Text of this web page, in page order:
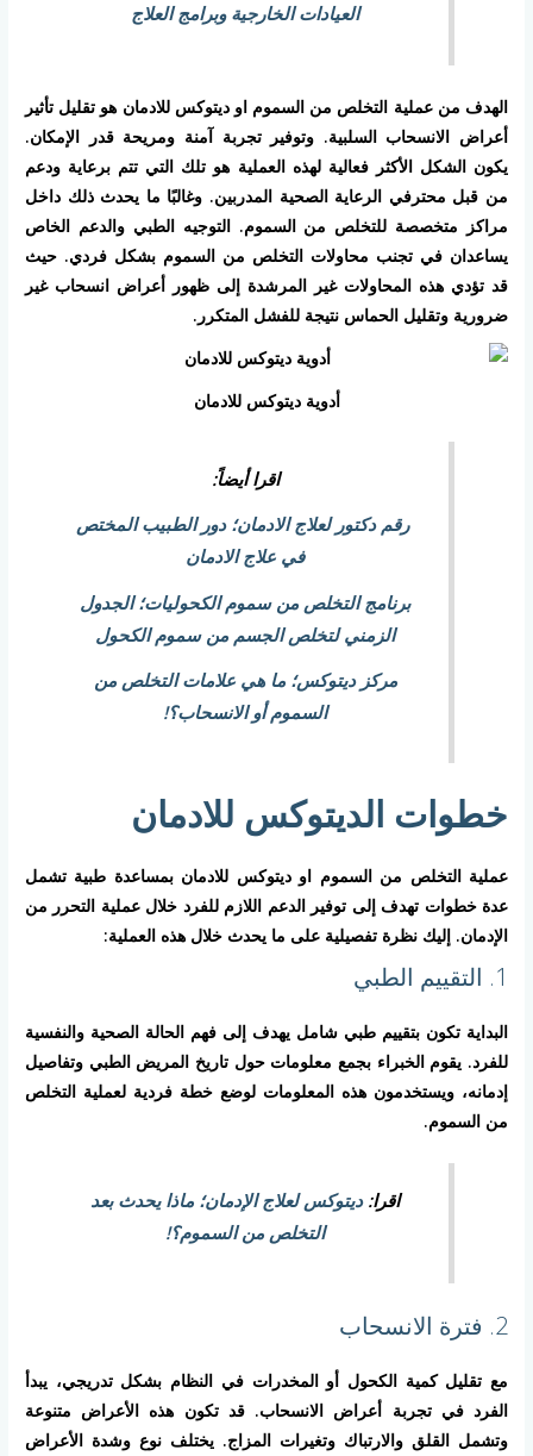
العيادات الخارجية وبرامج العلاج
الهدف من عملية التخلص من السموم او ديتوكس للادمان هو تقليل تأثير
أعراض الانسحاب السلبية. وتوفير تجربة آمنة ومريحة قدر الإمكان.
يكون الشكل الأكثر فعالية لهذه العملية هو تلك التي تتم برعاية ودعم
من قبل محترفي الرعاية الصحية المدربين. وغالبًا ما يحدث ذلك داخل
مراكز متخصصة للتخلص من السموم. التوجيه الطبي والدعم الخاص
يساعدان في تجنب محاولات التخلص من السموم بشكل فردي. حيث
قد تؤدي هذه المحاولات غير المرشدة إلى ظهور أعراض انسحاب غير
ضرورية وتقليل الحماس نتيجة للفشل المتكرر.
أدوية ديتوكس للادمان
اقرا أيضاً:
رقم دكتور لعلاج الادمان؛ دور الطبيب المختص
في علاج الادمان
برنامج التخلص من سموم الكحوليات؛ الجدول
الزمني لتخلص الجسم من سموم الكحول
مركز ديتوكس؛ ما هي علامات التخلص من
السموم أو الانسحاب؟!
خطوات الديتوكس للادمان
عملية التخلص من السموم او ديتوكس للادمان بمساعدة طبية تشمل
عدة خطوات تهدف إلى توفير الدعم اللازم للفرد خلال عملية التحرر من
الإدمان. إليك نظرة تفصيلية على ما يحدث خلال هذه العملية:
1. التقييم الطبي
البداية تكون بتقييم طبي شامل يهدف إلى فهم الحالة الصحية والنفسية
للفرد. يقوم الخبراء بجمع معلومات حول تاريخ المريض الطبي وتفاصيل
إدمانه، ويستخدمون هذه المعلومات لوضع خطة فردية لعملية التخلص
من السموم.
اقرا:ديتوكس لعلاج الإدمان؛ ماذا يحدث بعد
التخلص من السموم؟!
2. فترة الانسحاب
مع تقليل كمية الكحول أو المخدرات في النظام بشكل تدريجي، يبدأ
الفرد في تجربة أعراض الانسحاب. قد تكون هذه الأعراض متنوعة
وتشمل القلق والارتباك وتغيرات المزاج. يختلف نوع وشدة الأعراض